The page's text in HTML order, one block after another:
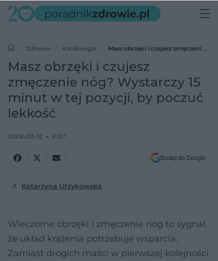
Zdrowie Kardiologia
Masz obrzęki i czujesz zmęczenie
nóg? Wystarczy 15 minut w tej pozycji, by poczuć lekkość
Masz obrzęki i czujesz
zmęczenie nóg? Wystarczy 15
minut w tej pozycji, by poczuć
lekkość
2026-03-12 4:27
Dodaj do Google
Katarzyna Urzykowska
Wieczorne obrzęki i zmęczenie nóg to sygnał,
że układ krążenia potrzebuje wsparcia.
Zamiast drogich maści w pierwszej kolejności